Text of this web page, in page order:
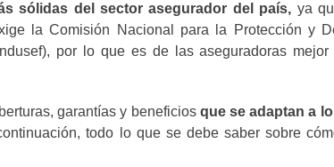
sólidas del sector asegurador del país, ya
la Comisión Nacional para la Protección y
por lo que es de las aseguradoras mejor
garantías y beneficiosque se adaptan a
todo lo que se debe saber sobre